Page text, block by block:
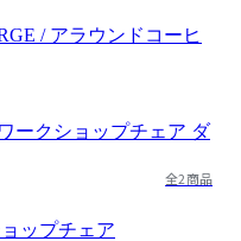
/ アラウンドコーヒ
全2商品
ップチェア